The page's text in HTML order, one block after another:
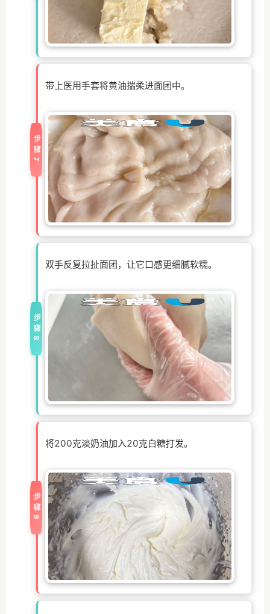
带上医用手套将黄油揣柔进面团中。
步骤7
双手反复拉扯面团，让它口感更细腻软糯。
步骤8
将200克淡奶油加入20克白糖打发。
步骤9